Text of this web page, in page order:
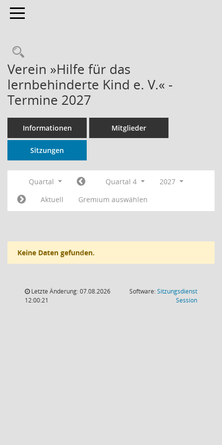
Toggle navigation
Rechercheauswahl
Verein »Hilfe für das
lernbehinderte Kind e. V.« -
Termine 2027
Informationen Mitglieder
Sitzungen
Quartal Quartal 4
2027
Aktuell
Gremium auswählen
Keine Daten gefunden.
Letzte Änderung: 07.08.2026
12:00:21
Software:Sitzungsdienst
Session(Wird in